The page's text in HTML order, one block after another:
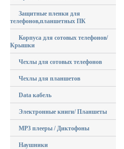
Защитные пленки для
телефонов,планшетных ПК
Корпуса для сотовых телефонов/
Крышки
Чехлы для сотовых телефонов
Чехлы для планшетов
Data кабель
Электронные книги/ Планшеты
MP3 плееры / Диктофоны
Наушники